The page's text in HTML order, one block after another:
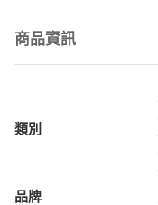
商品資訊
類別
品牌